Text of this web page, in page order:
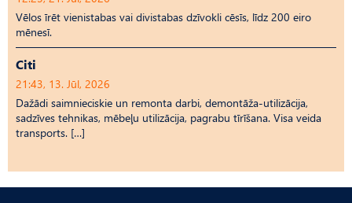
Vēlos īrēt vienistabas vai divistabas dzīvokli cēsīs, līdz 200 eiro
mēnesī.
Citi
21:43, 13. Jūl, 2026
Dažādi saimnieciskie un remonta darbi, demontāža-utilizācija,
sadzīves tehnikas, mēbeļu utilizācija, pagrabu tīrīšana. Visa veida
transports. […]